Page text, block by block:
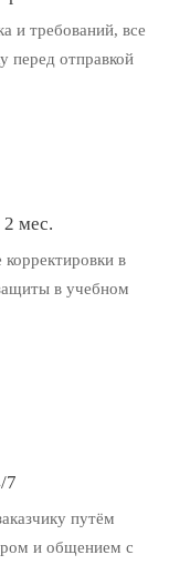
и требований, все
перед отправкой
2 мес.
в
в учебном
7
путём
и общением с